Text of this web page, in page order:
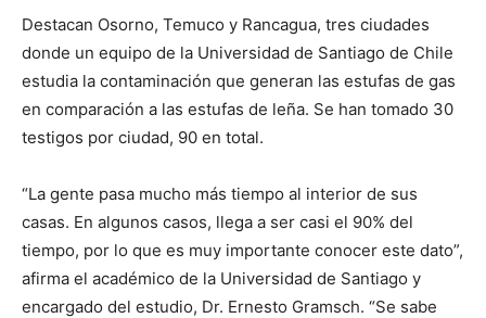
Destacan Osorno, Temuco y Rancagua, tres ciudades
donde un equipo de la Universidad de Santiago de Chile
estudia la contaminación que generan las estufas de gas
en comparación a las estufas de leña. Se han tomado 30
testigos por ciudad, 90 en total.
“La gente pasa mucho más tiempo al interior de sus
casas. En algunos casos, llega a ser casi el 90% del
tiempo, por lo que es muy importante conocer este dato”,
afirma el académico de la Universidad de Santiago y
encargado del estudio, Dr. Ernesto Gramsch. “Se sabe